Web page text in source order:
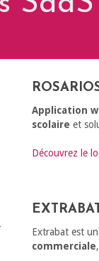
Application
scolaire et
Découvrez le
Extrabat est un
commerciale